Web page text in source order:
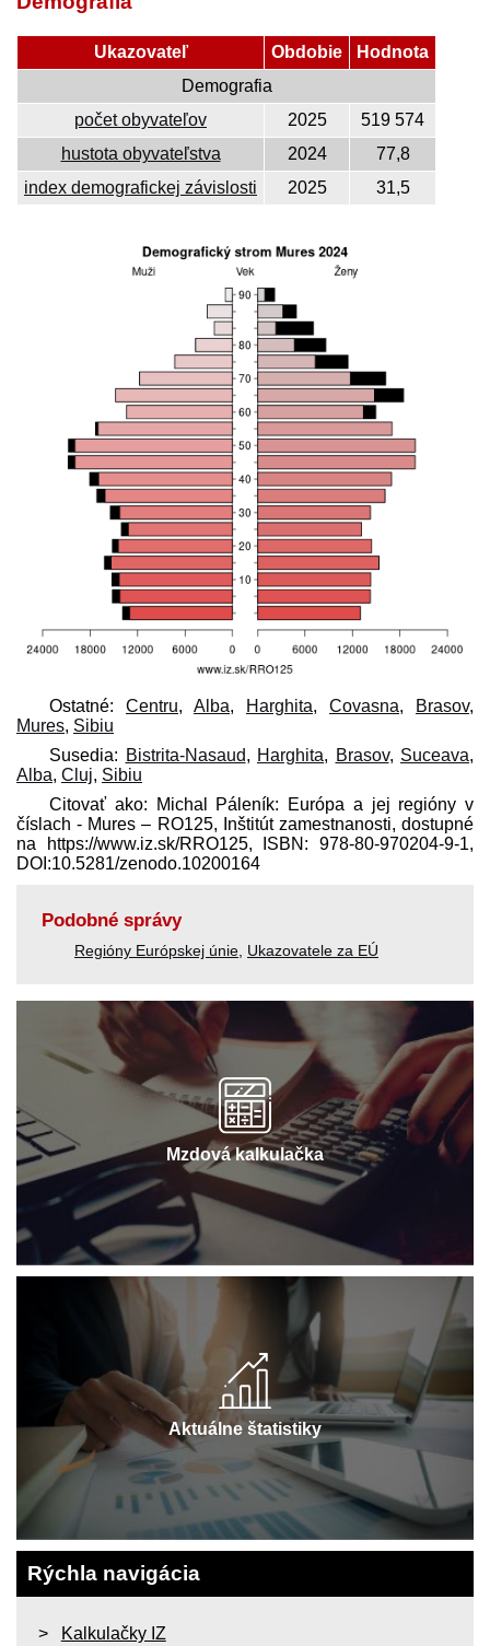
Ukazovateľ Obdobie
Hodnota
Demografia
počet obyvateľov
2025
519 574
hustota obyvateľstva
2024
77,8
index demografickej závislosti
2025 31,5
Ostatné: Centru, Alba, Harghita, Covasna, Brasov,
Mures, Sibiu
Susedia: Bistrita-Nasaud, Harghita, Brasov, Suceava,
Alba, Cluj, Sibiu
Citovať ako: Michal Páleník: Európa a jej regióny v
číslach - Mures – RO125, Inštitút zamestnanosti, dostupné
na https://www.iz.sk/​RRO125, ISBN: 978-80-970204-9-1,
DOI:10.5281/zenodo.10200164
Podobné správy
Regióny Európskej únie Ukazovatele za EÚ
Mzdová kalkulačka
Aktuálne štatistiky
Rýchla navigácia
Kalkulačky IZ